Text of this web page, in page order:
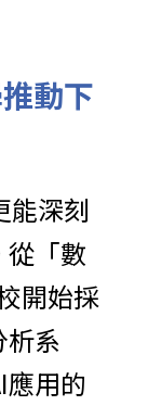
動下
能深刻
從「數
開始採
系
用的